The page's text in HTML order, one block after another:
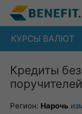
КУРСЫ ВАЛЮТ
Кредиты
Регион: Нарочь